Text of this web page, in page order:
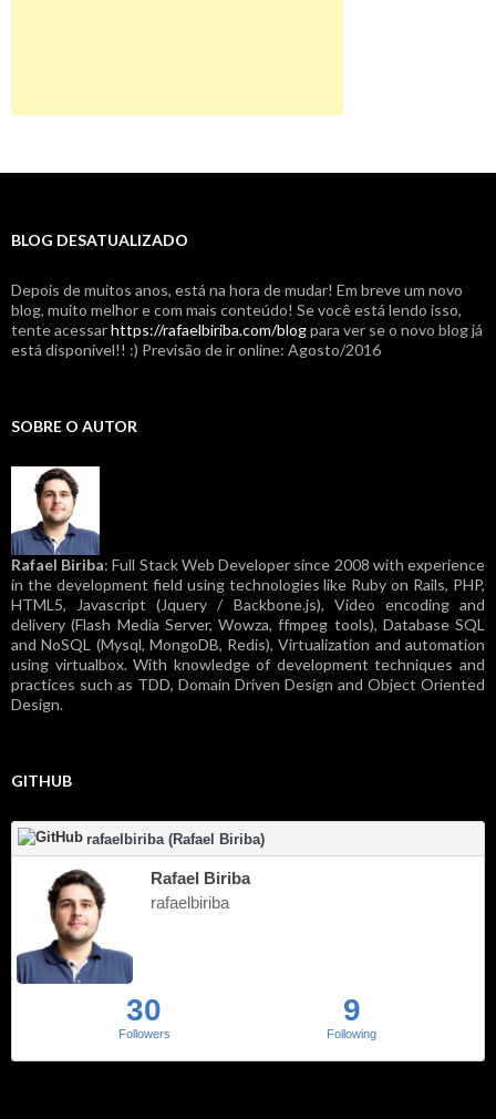
BLOG DESATUALIZADO
Depois de muitos anos, está na hora de mudar! Em breve um novo
blog, muito melhor e com mais conteúdo! Se você está lendo isso,
tente acessarhttps://rafaelbiriba.com/blogpara ver se o novo blog já
está disponível!! :) Previsão de ir online: Agosto/2016
SOBRE O AUTOR
Rafael Biriba: Full Stack Web Developer since 2008 with experience
in the development field using technologies like Ruby on Rails, PHP,
HTML5, Javascript (Jquery / Backbone.js), Video encoding and
delivery (Flash Media Server, Wowza, ffmpeg tools), Database SQL
and NoSQL (Mysql, MongoDB, Redis), Virtualization and automation
using virtualbox. With knowledge of development techniques and
practices such as TDD, Domain Driven Design and Object Oriented
Design.
GITHUB
rafaelbiriba (Rafael Biriba)
Rafael Biriba
rafaelbiriba
30
Followers
9
Following